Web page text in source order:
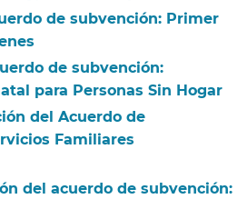
de subvención: Primer
de subvención:
para Personas Sin Hogar
del Acuerdo de
Familiares
del acuerdo de subvención: